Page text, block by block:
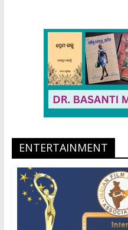
ENTERTAINMENT